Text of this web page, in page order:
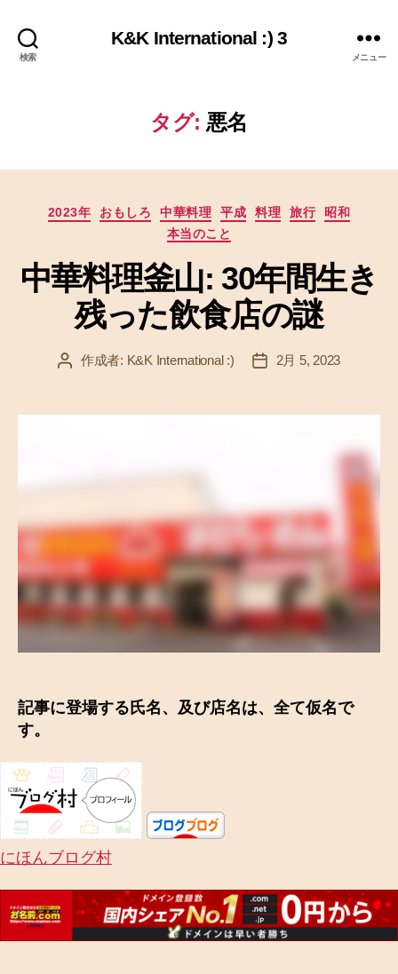
検索
K&K International :) 3
メニュー
タグ: 悪名
カ
テ
リ
ー
2023年 おもしろ 中華料理 平成 料理 旅行
昭和
本当のこと
中華料理釜山: 30年間生き
残った飲食店の謎
投 作成者: K&K International :)
投
2月 5, 2023
記事に登場する氏名、及び店名は、全て仮名で
す。
にほんブログ村